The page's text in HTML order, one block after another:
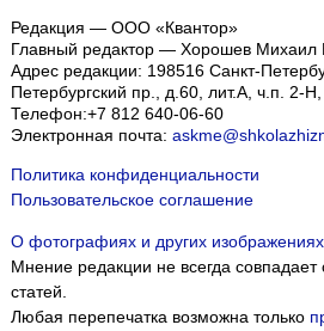
Редакция — ООО «Квантор»
Главный редактор — Хорошев Михаил
Адрес редакции: 198516 Санкт-
Петербургский пр., д.60, лит.А, ч.п. 2-
Телефон:+7 812 640-06-60
Электронная почта:
Политика конфиденциальности
Пользовательское соглашение
О фотографиях и других изображениях
Мнение редакции не всегда совпадает
статей.
Любая перепечатка возможна только